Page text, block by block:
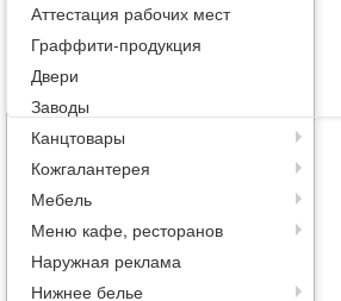
Аттестация рабочих мест
Граффити-продукция
Двери
Заводы
Канцтовары
Кожгалантерея
Мебель
Меню кафе, ресторанов
Наружная реклама
Нижнее белье